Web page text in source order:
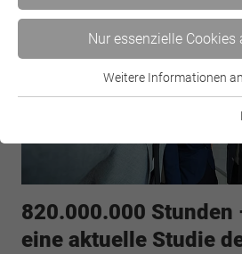
820.000.000 Stunden
eine aktuelle Studie
Nur essenzielle Cookies
Essenzielle Cookies werden für
Webseite einwandfrei funktioniert.
Name cookie_optin
Anbieter BWV Verband
Cookie-Informationen
Google Analytics
Weitere Informationen